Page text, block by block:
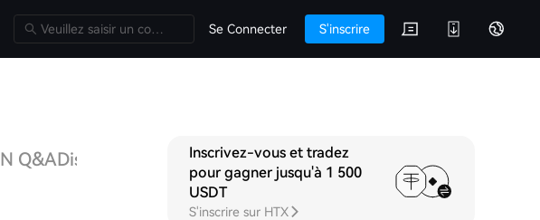
Se Connecter S'inscrire
Q&ADiscussions
Inscrivez-vous et tradez
pour gagner jusqu'à 1 500
USDT
S'inscrire sur HTX